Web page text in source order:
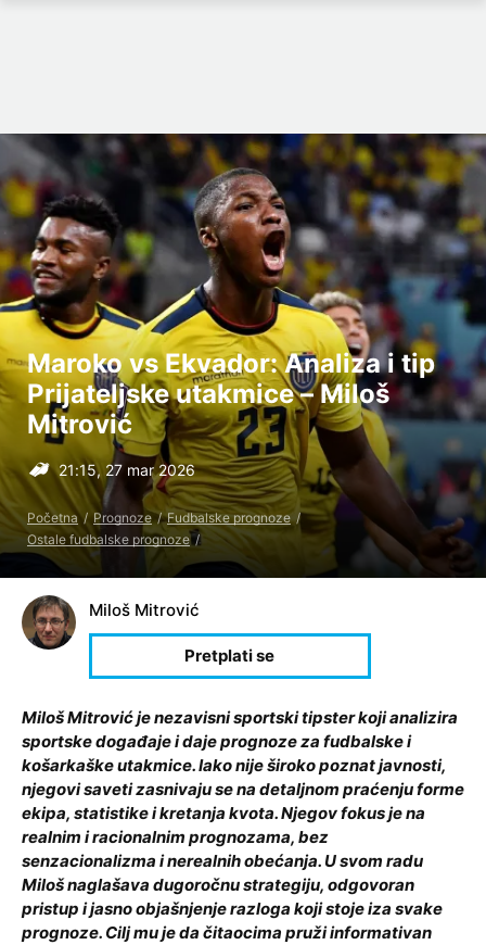
Maroko vs Ekvador: Analiza i tip
Prijateljske utakmice – Miloš
Mitrović
21:15, 27 mar 2026
Početna Prognoze
Fudbalske prognoze
Ostale fudbalske prognoze
Miloš Mitrović
Miloš Mitrović je nezavisni sportski tipster koji analizira
sportske događaje i daje prognoze za fudbalske i
košarkaške utakmice. Iako nije široko poznat javnosti,
njegovi saveti zasnivaju se na detaljnom praćenju forme
ekipa, statistike i kretanja kvota. Njegov fokus je na
realnim i racionalnim prognozama, bez
senzacionalizma i nerealnih obećanja. U svom radu
Miloš naglašava dugoročnu strategiju, odgovoran
pristup i jasno objašnjenje razloga koji stoje iza svake
prognoze. Cilj mu je da čitaocima pruži informativan